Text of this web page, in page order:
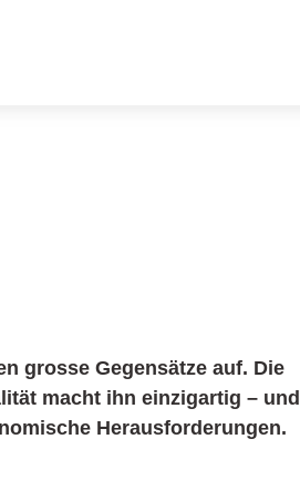
grosse Gegensätze auf. Die
macht ihn einzigartig – und
Herausforderungen.